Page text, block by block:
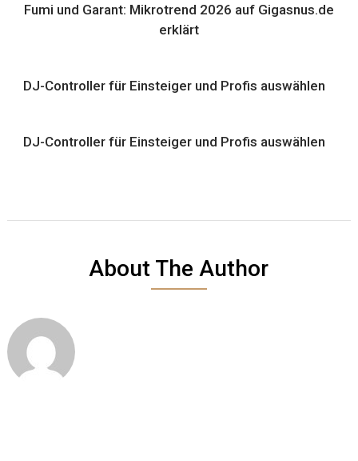
Fumi und Garant: Mikrotrend 2026 auf Gigasnus.de
erklärt
DJ-Controller für Einsteiger und Profis auswählen
DJ-Controller für Einsteiger und Profis auswählen
About The Author